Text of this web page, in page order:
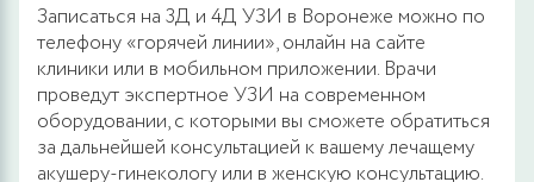
Записаться на 3Д и 4Д УЗИ в Воронеже можно по
телефону «горячей линии», онлайн на сайте
клиники или в мобильном приложении. Врачи
проведут экспертное УЗИ на современном
оборудовании, с которыми вы сможете обратиться
за дальнейшей консультацией к вашему лечащему
акушеру-гинекологу или в женскую консультацию.